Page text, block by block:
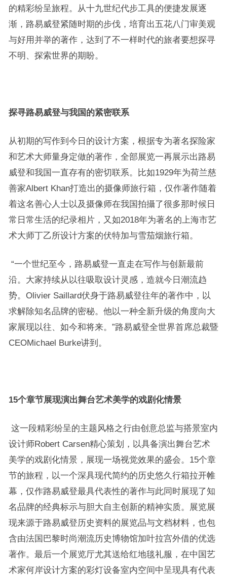
的精彩纷呈旅程。从十九世纪代步工具的便捷发展逐
渐，路易威登紧随时期的步伐，培育出五花八门审美观
与好用并举的著作，达到了不一样时代的旅者要想探寻
不明、探索世界的期盼。
探寻路易威登与我国的紧密联系
从初期的写作到今日的设计方案，根据专为著名探险家
和艺术大师量身定做的著作，全部展览一再展示出路易
威登和我国一直存有的密切联系。比如1929年为荷兰慈
善家Albert Khan打造出的摄像师旅行箱，仅作著作随着
着这名善心人士以及摄像师在我国拍攝了很多那时候日
常日常生活的纪录相片，又如2018年为著名的上海市艺
术大师丁乙所设计方案的伏特加与雪茄烟旅行箱。
“一个世纪至今，路易威登一直走在写作与创新最前
沿。大家持续从以往吸取设计灵感，造就今日潮流趋
势。Olivier Saillard伏身于路易威登往年的著作中，以
求解除知名品牌的密秘。他以一种全新升级的角度向大
家展现以往、如今和将来。”路易威登全世界首席总裁暨
CEOMichael Burke讲到。
15个章节展现演出舞台艺术美学的戏剧化情景
这一段精彩纷呈的主题风格之行由创意总监与搭景室内
设计师Robert Carsen精心策划，以具备演出舞台艺术
美学的戏剧化情景，展现一场视觉效果的盛会。15个章
节的旅程，以一个深具现代简约的历史悠久行箱拉开帷
幕，仅作路易威登最具代表性的著作与此同时展现了知
名品牌的经典标示与胆大自主创新的精神实质。展览展
现来源于路易威登历史资料的展览品与文档材料，也包
含由法国巴黎时尚潮流历史博物馆加叶拉宫外借的优选
著作。最后一个展览厅尤其送给红地毯礼服，在中国艺
术家何岸设计方案的彩灯设备室内空间中呈现具有代表